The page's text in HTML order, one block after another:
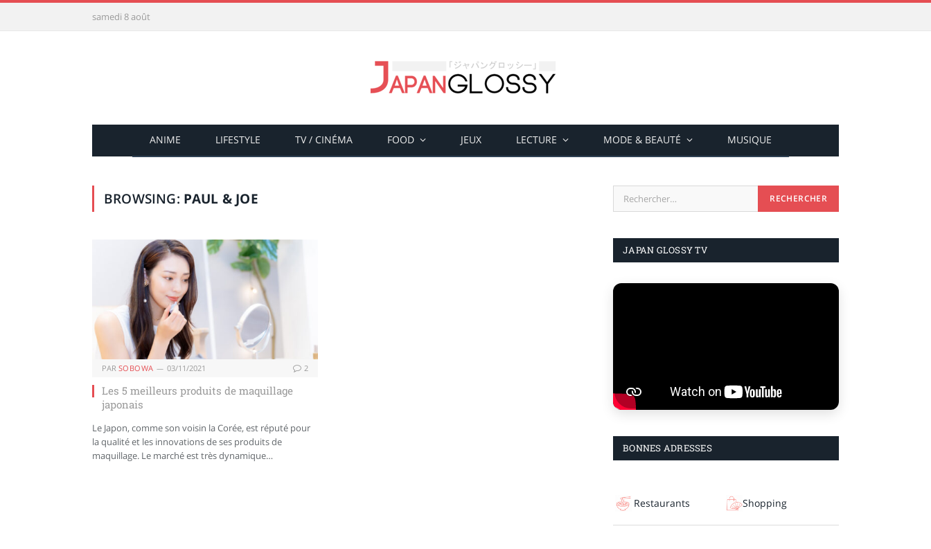
samedi 8 août
ANIME LIFESTYLE TV / CINÉMA FOOD JEUX LECTURE MODE & BEAUTÉ MUSIQUE
BROWSING: PAUL & JOE
PAR SOBOWA 03/11/2021 2
Les 5 meilleurs produits de maquillage
japonais
Le Japon, comme son voisin la Corée, est réputé pour
la qualité et les innovations de ses produits de
maquillage. Le marché est très dynamique…
JAPAN GLOSSY TV
BONNES ADRESSES
Restaurants Shopping